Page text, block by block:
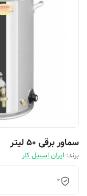
سماور برقی 50 لیتر
برند: ایران استیل کار
0